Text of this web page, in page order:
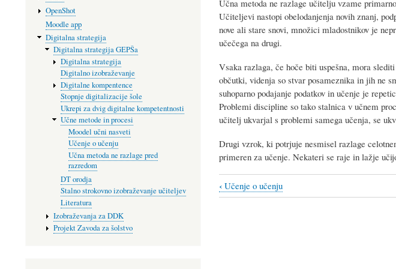
Učna metoda ne razlage učitelju vzame
Učiteljevi nastopi obelodanjenja novih znanj,
nove ali stare snovi, množici mladostnikov je
učečega na drugi.
Vsaka razlaga, če hoče biti uspešna, mora
občutki, videnja so stvar posameznika in jih ne
suhoparno podajanje podatkov in učenje je
Problemi discipline so tako stalnica v učnem
učitelj ukvarjal s problemi samega učenja, se
Drugi vzrok, ki potrjuje nesmisel razlage
primeren za učenje. Nekateri se raje in lažje
Book
‹Učenje o učenju
OpenShot
Moodle app
Digitalna strategija
Digitalna strategija GEPŠa
Digitalna strategija
Digitalno izobraževanje
Digitalne kompentence
Stopnje digitalizacije šole
Ukrepi za dvig digitalne kompetentnosti
Učne metode in procesi
Moodel učni nasveti
Učenje o učenju
Učna metoda ne razlage pred
razredom
DT orodja
Stalno strokovno izobraževanje učiteljev
Literatura
Izobraževanja za DDK
Projekt Zavoda za šolstvo